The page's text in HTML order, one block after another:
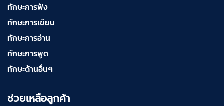
ทักษะการฟัง
ทักษะการเขียน
ทักษะการอ่าน
ทักษะการพูด
ทักษะด้านอื่นๆ
ช่วยเหลือลูกค้า